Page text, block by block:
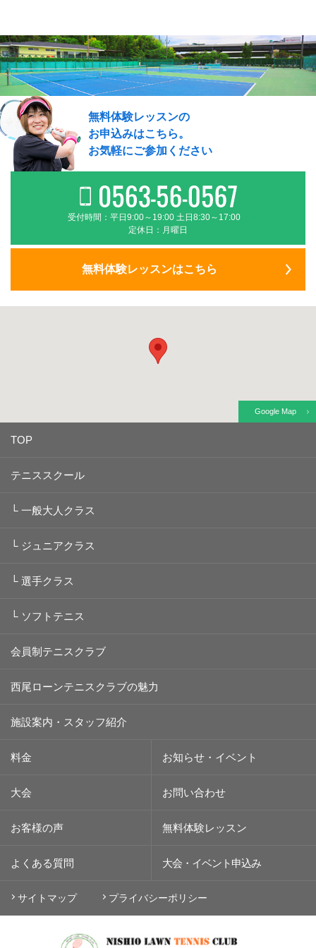
無料体験レッスンの
お申込みはこちら。
お気軽にご参加ください
受付時間：平日9:00～19:00 土日8:30～17:00
定休日：月曜日
無料体験レッスンはこちら
Google Map
TOP
テニススクール
└ 一般大人クラス
└ ジュニアクラス
└ 選手クラス
└ ソフトテニス
会員制テニスクラブ
西尾ローンテニスクラブの魅力
施設案内・スタッフ紹介
料金 お知らせ・イベント
大会 お問い合わせ
お客様の声 無料体験レッスン
よくある質問 大会・イベント 申込み
サイトマップ プライバシーポリシー